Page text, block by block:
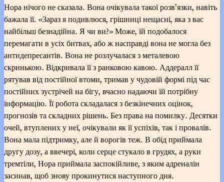
Нора нічого не сказала. Вона очікувала такої розв’язки, навіть
бажала її. «Зараз я подивлюся, грішниці нещасні, яка з вас
найбільш безнадійна. Я чи ви?» Може, їй подобалося
перемагати в усіх битвах, або ж насправді вона не могла без
антидепресантів. Вона не розлучалася з металевою
скринькою. Відкривала її з ранковою кавою. Аддералл її
рятував від постійної втоми, тримав у чудовій формі під час
постійних зустрічей на бігу, вчасно надаючи їй потрібну
інформацію. Її робота складалася з безкінечних оцінок,
прогнозів та складних рішень. Без права на помилку. Десятки
очей, втуплених у неї, очікували як її успіхів, так і провалів.
Вона мала підтримку, але й ворогів теж. В обід приймала
другу дозу, а ввечері, коли серце стукало в грудях, а руки
тремтіли, Нора приймала заспокійливе, з яким адреналін
засинав, щоб знову прокинутися наступного дня.